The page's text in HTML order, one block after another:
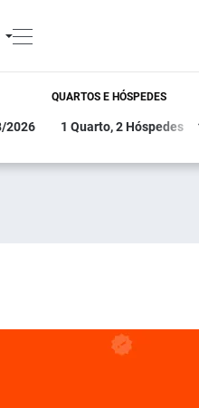
QUARTOS E HÓSPEDES